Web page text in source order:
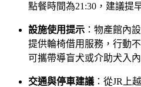
點餐時間為21:30，建議提
設施使用提示 ：物產館內
提供輪椅借用服務，行動
可攜帶導盲犬或介助犬入內
交通與停車建議 ：從JR上